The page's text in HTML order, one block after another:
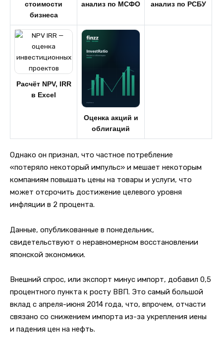
стоимости
бизнеса
анализ по МСФО
анализ по РСБУ
Расчёт NPV, IRR
в Excel
Оценка акций и
облигаций
Однако он признал, что частное потребление
«потеряло некоторый импульс» и мешает некоторым
компаниям повышать цены на товары и услуги, что
может отсрочить достижение целевого уровня
инфляции в 2 процента.
Данные, опубликованные в понедельник,
свидетельствуют о неравномерном восстановлении
японской экономики.
Внешний спрос, или экспорт минус импорт, добавил 0,5
процентного пункта к росту ВВП. Это самый большой
вклад с апреля-июня 2014 года, что, впрочем, отчасти
связано со снижением импорта из-за укрепления иены
и падения цен на нефть.